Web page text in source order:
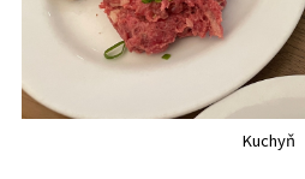
Kuchyň